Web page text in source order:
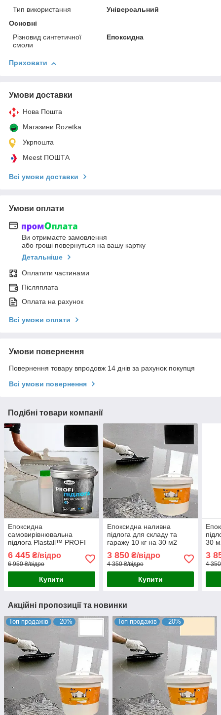
Тип використання
Універсальний
Основні
Різновид синтетичної
смоли
Епоксидна
Приховати
Умови доставки
Нова Пошта
Магазини Rozetka
Укрпошта
Meest ПОШТА
Всі умови доставки
Умови оплати
Ви отримаєте замовлення
або гроші повернуться на вашу картку
Детальніше
Оплатити частинами
Післяплата
Оплата на рахунок
Всі умови оплати
Умови повернення
Повернення товару впродовж 14 днів за рахунок покупця
Всі умови повернення
Подібні товари компанії
Епоксидна
самовирівнювальна
підлога Plastall™ PROFI
10 кг (Чорний колір)
6 445 ₴/відро
6 950 ₴/відро
Купити
Епоксидна наливна
підлога для складу та
гаражу 10 кг на 30 м2
Чорного кольору
3 850₴/відро
4 350 ₴/відро
Купити
30
3
4
Акційні пропозиції та новинки
Топ продажів –20% Топ продажів –20%